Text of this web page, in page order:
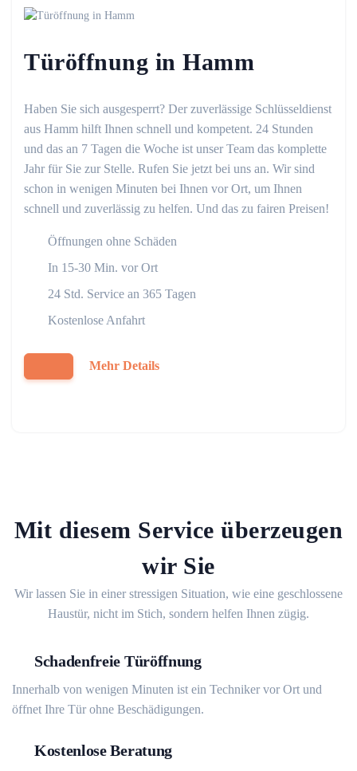
Türöffnung in Hamm
Haben Sie sich ausgesperrt? Der zuverlässige Schlüsseldienst
aus Hamm hilft Ihnen schnell und kompetent. 24 Stunden
und das an 7 Tagen die Woche ist unser Team das komplette
Jahr für Sie zur Stelle. Rufen Sie jetzt bei uns an. Wir sind
schon in wenigen Minuten bei Ihnen vor Ort, um Ihnen
schnell und zuverlässig zu helfen. Und das zu fairen Preisen!
Öffnungen ohne Schäden
In 15-30 Min. vor Ort
24 Std. Service an 365 Tagen
Kostenlose Anfahrt
Mehr Details
Mit diesem Service überzeugen
wir Sie
Wir lassen Sie in einer stressigen Situation, wie eine geschlossene
Haustür, nicht im Stich, sondern helfen Ihnen zügig.
Schadenfreie Türöffnung
Innerhalb von wenigen Minuten ist ein Techniker vor Ort und
öffnet Ihre Tür ohne Beschädigungen.
Kostenlose Beratung